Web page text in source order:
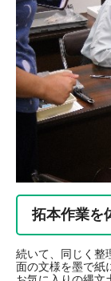
拓本作業を
続いて、同じく整
面の文様を墨で紙